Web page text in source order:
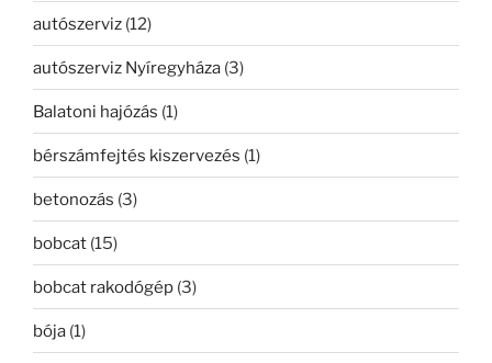
autószerviz (12)
autószerviz Nyíregyháza (3)
Balatoni hajózás (1)
bérszámfejtés kiszervezés (1)
betonozás (3)
bobcat (15)
bobcat rakodógép (3)
bója (1)